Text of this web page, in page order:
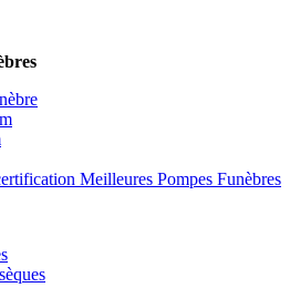
Meilleures Pompes Funèbres